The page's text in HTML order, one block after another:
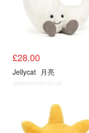
£28.00
Jellycat 月亮
@dealmoon.co.uk